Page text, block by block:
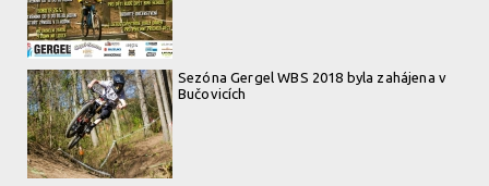
Sezóna Gergel WBS 2018 byla zahájena v
Bučovicích